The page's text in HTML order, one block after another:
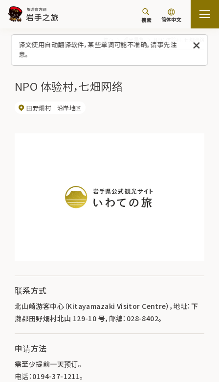
译文使用自动翻译软件，某些单词可能不准确。请事先注
意。
搜索 简体中文
NPO 体验村，七畑网络
田野畑村 沿岸地区
联系方式
北山崎游客中心（Kitayamazaki Visitor Centre），地址：下
濑郡田野畑村北山 129-10 号，邮编：028-8402。
申请方法
需至少提前一天预订。
电话：0194-37-1211。